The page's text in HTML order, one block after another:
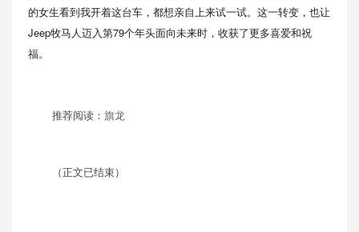
的女生看到我开着这台车，都想亲自上来试一试。这一转变，也让
Jeep牧马人迈入第79个年头面向未来时，收获了更多喜爱和祝
福。
推荐阅读： 旗龙
（正文已结束）